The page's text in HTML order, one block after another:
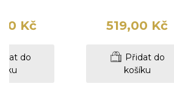
Kč
do
519,00 Kč
Přidat do
košíku